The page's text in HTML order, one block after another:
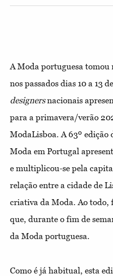
A Moda portuguesa tomou
nos passados dias 10 a 13
designersnacionais
para a primavera/verão
ModaLisboa. A 63º edição
Moda em Portugal
e multiplicou-se pela
relação entre a cidade de
criativa da Moda. Ao todo,
que, durante o fim de
da Moda portuguesa.
Como é já habitual, esta